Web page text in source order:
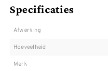
Specificaties
Afwerking
Hoeveelheid
Merk